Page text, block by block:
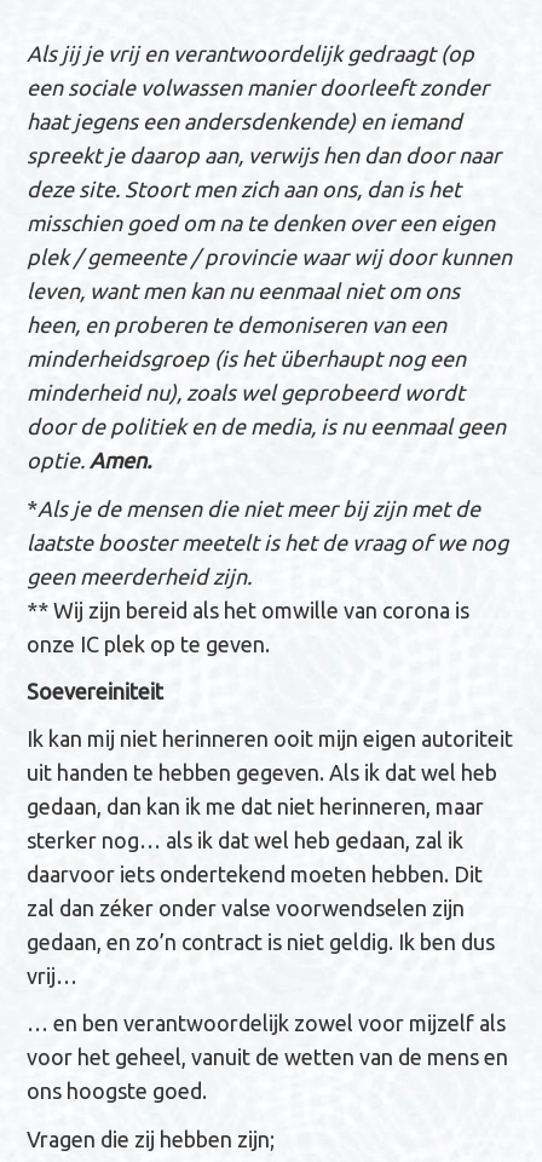
Als jij je vrij en verantwoordelijk gedraagt (op
een sociale volwassen manier doorleeft zonder
haat jegens een andersdenkende) en iemand
spreekt je daarop aan, verwijs hen dan door naar
deze site. Stoort men zich aan ons, dan is het
misschien goed om na te denken over een eigen
plek / gemeente / provincie waar wij door kunnen
leven, want men kan nu eenmaal niet om ons
heen, en proberen te demoniseren van een
minderheidsgroep (is het überhaupt nog een
minderheid nu), zoals wel geprobeerd wordt
door de politiek en de media, is nu eenmaal geen
optie. Amen.
*Als je de mensen die niet meer bij zijn met de
laatste booster meetelt is het de vraag of we nog
geen meerderheid zijn.
** Wij zijn bereid als het omwille van corona is
onze IC plek op te geven.
Soevereiniteit
Ik kan mij niet herinneren ooit mijn eigen autoriteit
uit handen te hebben gegeven. Als ik dat wel heb
gedaan, dan kan ik me dat niet herinneren, maar
sterker nog… als ik dat wel heb gedaan, zal ik
daarvoor iets ondertekend moeten hebben. Dit
zal dan zéker onder valse voorwendselen zijn
gedaan, en zo’n contract is niet geldig. Ik ben dus
vrij…
… en ben verantwoordelijk zowel voor mijzelf als
voor het geheel, vanuit de wetten van de mens en
ons hoogste goed.
Vragen die zij hebben zijn;